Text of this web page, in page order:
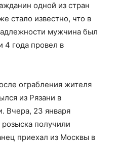
одной из стран
стало известно, что в
мужчина был
4 года провел в
ограбления жителя
из Рязани в
Вчера, 23 января
получили
приехал из Москвы в